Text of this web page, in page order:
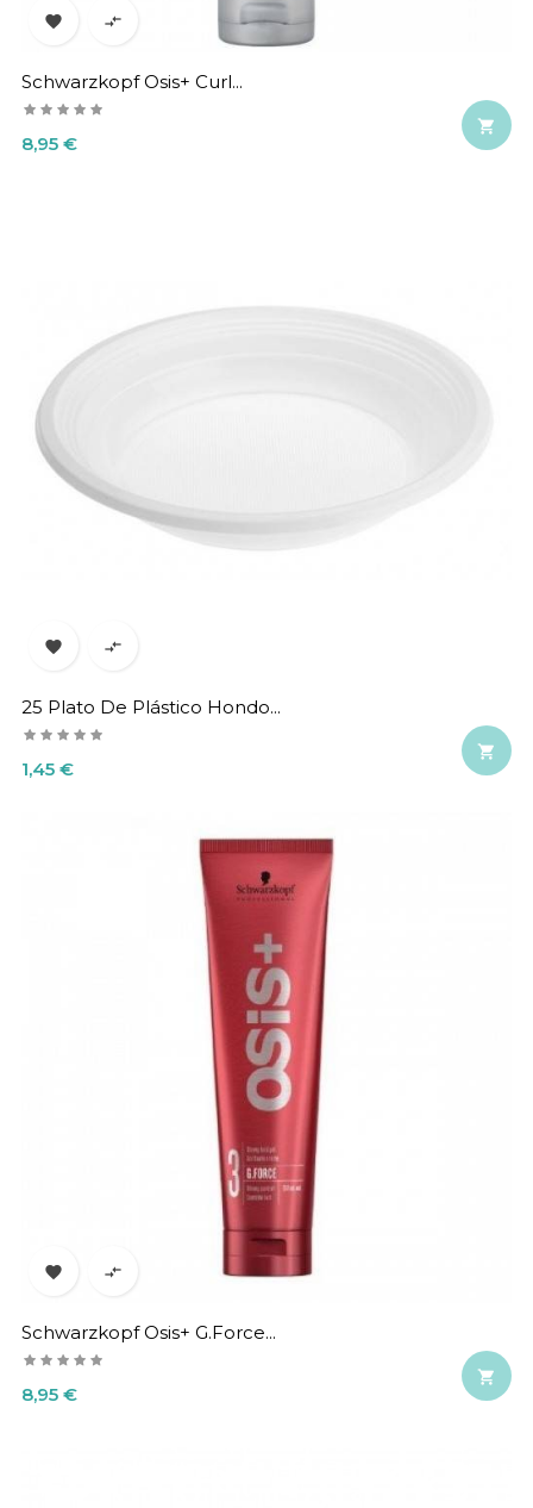
 
Schwarzkopf Osis+ Curl...
Precio
8,95 €

 
25 Plato De Plástico Hondo...
Precio
1,45 €

 
Schwarzkopf Osis+ G.Force...
Precio
8,95 €
